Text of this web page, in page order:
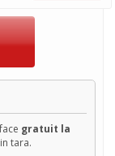
gratuit la
tara.